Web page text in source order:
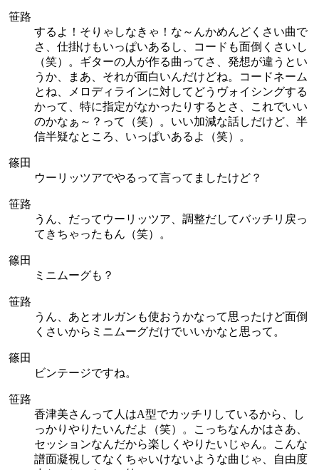
笹路
するよ！そりゃしなきゃ！な～んかめんどくさい曲で
さ、仕掛けもいっぱいあるし、コードも面倒くさいし
（笑）。ギターの人が作る曲ってさ、発想が違うとい
うか、まあ、それが面白いんだけどね。コードネーム
とね、メロディラインに対してどうヴォイシングする
かって、特に指定がなかったりするとさ、これでいい
のかなぁ～？って（笑）。いい加減な話しだけど、半
信半疑なところ、いっぱいあるよ（笑）。
篠田
ウーリッツアでやるって言ってましたけど？
笹路
うん、だってウーリッツア、調整だしてバッチリ戻っ
てきちゃったもん（笑）。
篠田
ミニムーグも？
笹路
うん、あとオルガンも使おうかなって思ったけど面倒
くさいからミニムーグだけでいいかなと思って。
篠田
ビンテージですね。
笹路
香津美さんって人はA型でカッチリしているから、し
っかりやりたいんだよ（笑）。こっちなんかはさあ、
セッションなんだから楽しくやりたいじゃん。こんな
譜面凝視してなくちゃいけないような曲じゃ、自由度